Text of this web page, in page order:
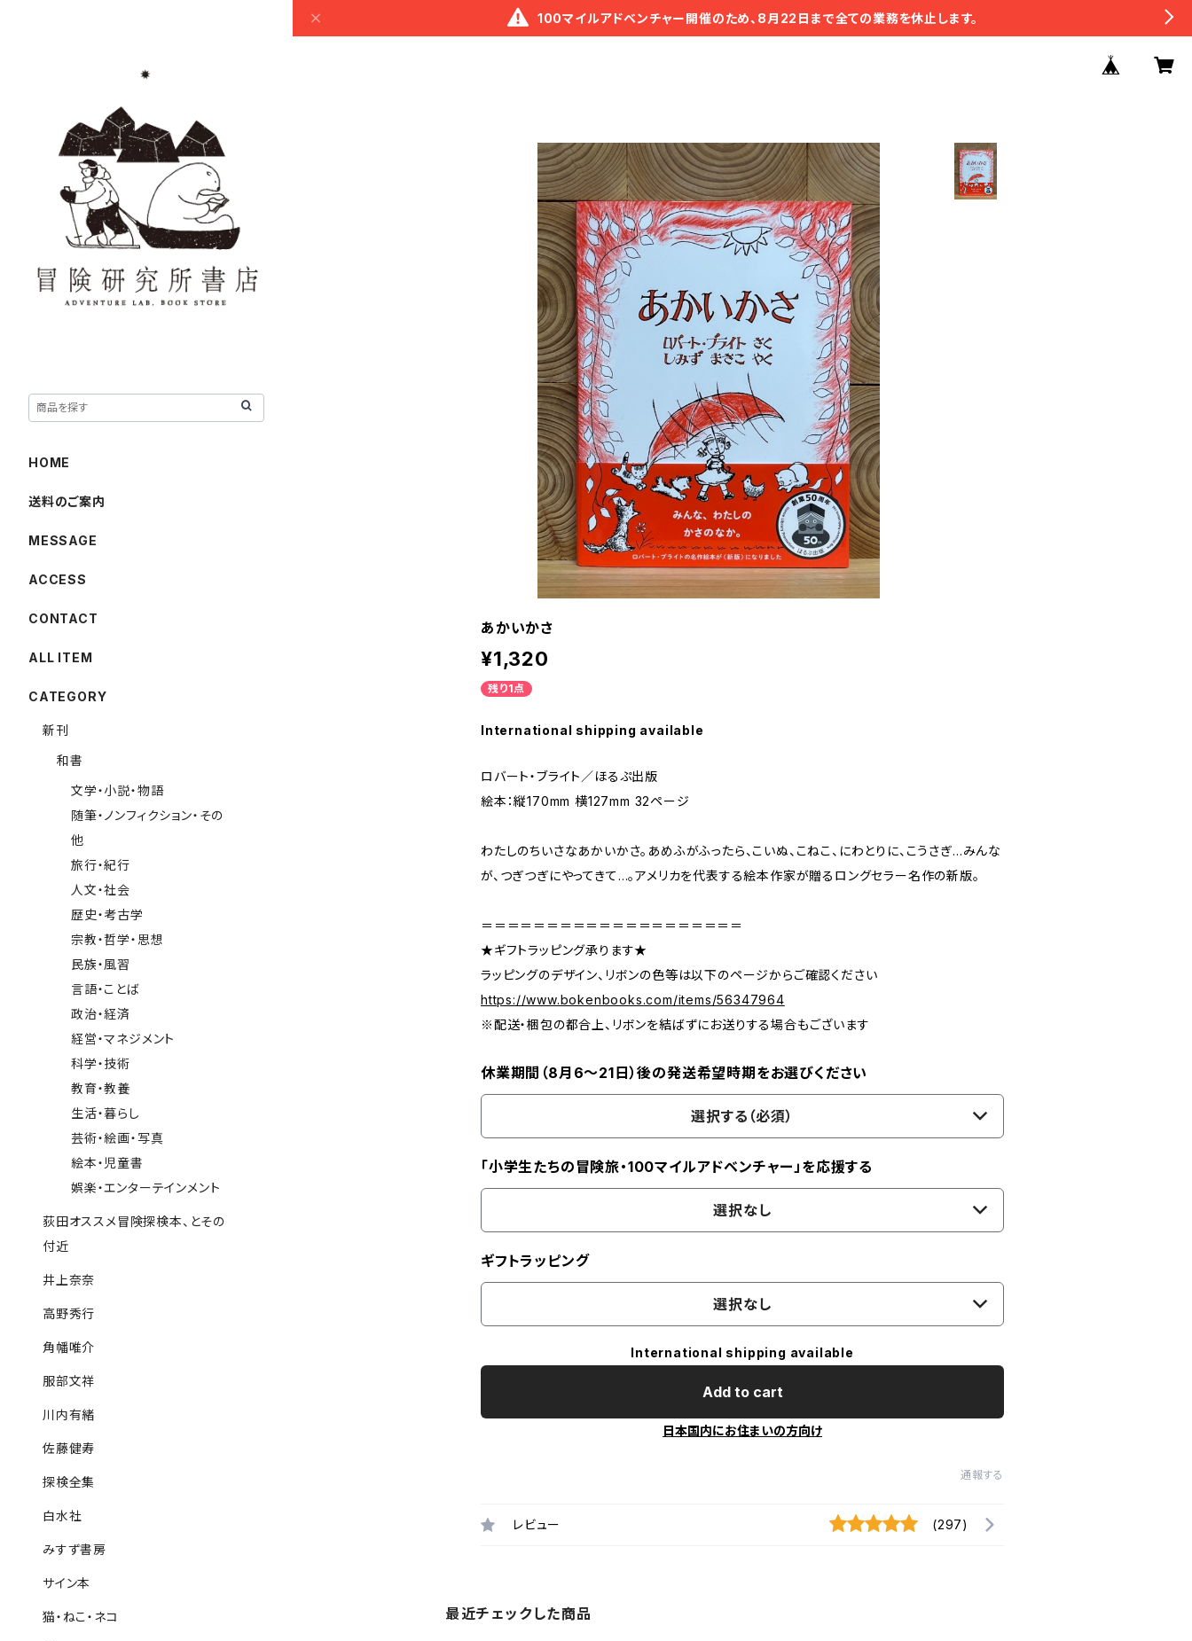
100マイルアドベンチャー開催のため、8月22日まで全ての業務を休止します。
あかいかさ
¥1,320
残り1点
International shipping available
ロバート・ブライト／ほるぷ出版
絵本：縦170mm 横127mm 32ページ
わたしのちいさなあかいかさ。あめふがふったら、こいぬ、こねこ、にわとりに、こうさぎ…みんな
が、つぎつぎにやってきて…。アメリカを代表する絵本作家が贈るロングセラー名作の新版。
＝＝＝＝＝＝＝＝＝＝＝＝＝＝＝＝＝＝＝＝
★ギフトラッピング承ります★
ラッピングのデザイン、リボンの色等は以下のページからご確認ください
https://www.bokenbooks.com/items/56347964
※配送・梱包の都合上、リボンを結ばずにお送りする場合もございます
休業期間（8月6〜21日）後の発送希望時期をお選びください
選択する（必須）
「小学生たちの冒険旅・100マイルアドベンチャー」を応援する
選択なし
ギフトラッピング
選択なし
International shipping available
Add to cart
日本国内にお住まいの方向け
通報する
レビュー (297)
最近チェックした商品
HOME
送料のご案内
MESSAGE
ACCESS
CONTACT
ALL ITEM
CATEGORY
新刊
和書
文学・小説・物語
随筆・ノンフィクション・その
他
旅行・紀行
人文・社会
歴史・考古学
宗教・哲学・思想
民族・風習
言語・ことば
政治・経済
経営・マネジメント
科学・技術
教育・教養
生活・暮らし
芸術・絵画・写真
絵本・児童書
娯楽・エンターテインメント
荻田オススメ冒険探検本、とその
付近
井上奈奈
高野秀行
角幡唯介
服部文祥
川内有緒
佐藤健寿
探検全集
白水社
みすず書房
サイン本
猫・ねこ・ネコ